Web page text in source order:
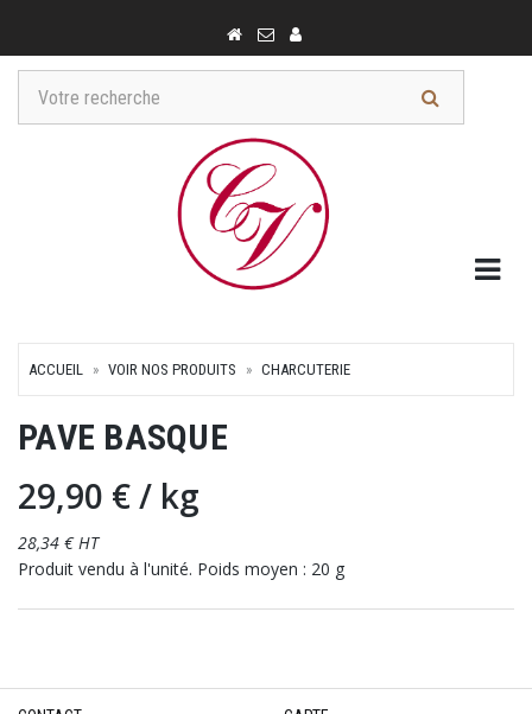
ACCUEIL VOIR NOS PRODUITS CHARCUTERIE
PAVE BASQUE
29,90 €/ kg
28,34 € HT
Produit vendu à l'unité. Poids moyen : 20 g